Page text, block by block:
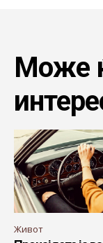
Може
Живот